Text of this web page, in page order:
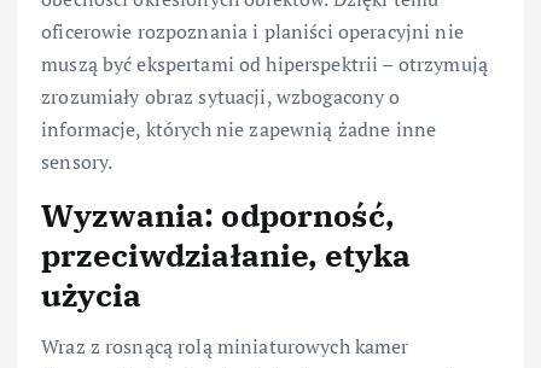
oficerowie rozpoznania i planiści operacyjni nie
muszą być ekspertami od hiperspektrii – otrzymują
zrozumiały obraz sytuacji, wzbogacony o
informacje, których nie zapewnią żadne inne
sensory.
Wyzwania: odporność,
przeciwdziałanie, etyka
użycia
Wraz z rosnącą rolą miniaturowych kamer